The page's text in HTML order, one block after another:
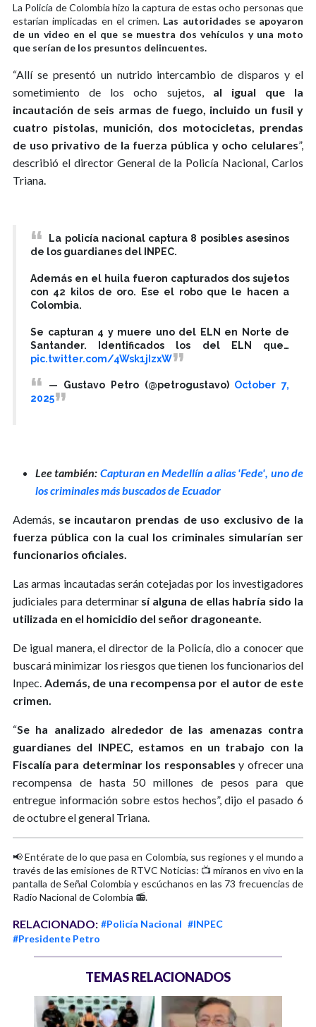
La Policía de Colombia hizo la captura de estas ocho personas que
estarían implicadas en el crimen. Las autoridades se apoyaron
de un video en el que se muestra dos vehículos y una moto
que serían de los presuntos delincuentes.
“Allí se presentó un nutrido intercambio de disparos y el
sometimiento de los ocho sujetos,al igual que la
incautación de seis armas de fuego, incluido un fusil y
cuatro pistolas, munición, dos motocicletas, prendas
de uso privativo de la fuerza pública y ocho celulares”,
describió el director General de la Policía Nacional, Carlos
Triana.
La policía nacional captura 8 posibles asesinos
de los guardianes del INPEC.
Además en el huila fueron capturados dos sujetos
con 42 kilos de oro. Ese el robo que le hacen a
Colombia.
Se capturan 4 y muere uno del ELN en Norte de
Santander. Identificados los del ELN que…
pic.twitter.com/4Wsk1jIzxW
— Gustavo Petro (@petrogustavo) October 7,
2025
Lee también: Capturan en Medellín a alias 'Fede', uno de
los criminales más buscados de Ecuador
Además, se incautaron prendas de uso exclusivo de la
fuerza pública con la cual los criminales simularían ser
funcionarios oficiales.
Las armas incautadas serán cotejadas por los investigadores
judiciales para determinarsí alguna de ellas habría sido la
utilizada en el homicidio del señor dragoneante.
De igual manera, el director de la Policía, dio a conocer que
buscará minimizar los riesgos que tienen los funcionarios del
Inpec. Además, de una recompensa por el autor de este
crimen.
“Se ha analizado alrededor de las amenazas contra
guardianes del INPEC, estamos en un trabajo con la
Fiscalía para determinar los responsables y ofrecer una
recompensa de hasta 50 millones de pesos para que
entregue información sobre estos hechos”, dijo el pasado 6
de octubre el general Triana.
📢 Entérate de lo que pasa en Colombia, sus regiones y el mundo a
través de las emisiones de RTVC Noticias: 📺 míranos en vivo en la
pantalla de Señal Colombia y escúchanos en las 73 frecuencias de
Radio Nacional de Colombia 📻.
RELACIONADO: #Policía Nacional #INPEC
#Presidente Petro
TEMAS RELACIONADOS